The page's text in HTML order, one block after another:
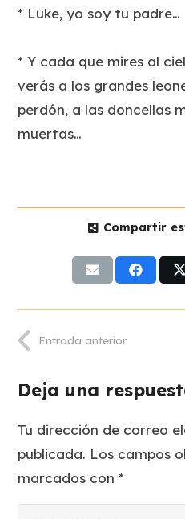
* Luke, yo soy tu padre…
* Y cada que mires al
verás a los grandes
perdón, a las doncellas
muertas…
Compartir
Entrada anterior
Deja una
Tu dirección de correo
publicada. Los campos
marcados con*